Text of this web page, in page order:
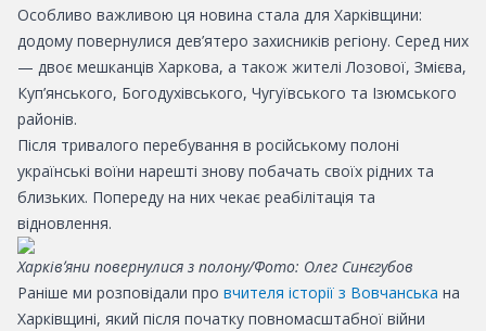
Особливо важливою ця новина стала для Харківщини:
додому повернулися дев’ятеро захисників регіону. Серед них
— двоє мешканців Харкова, а також жителі Лозової, Змієва,
Куп’янського, Богодухівського, Чугуївського та Ізюмського
районів.
Після тривалого перебування в російському полоні
українські воїни нарешті знову побачать своїх рідних та
близьких. Попереду на них чекає реабілітація та
відновлення.
Харківʼяни повернулися з полону/Фото: Олег Синєгубов
Раніше ми розповідали про вчителя історії з Вовчанська на
Харківщині, який після початку повномасштабної війни